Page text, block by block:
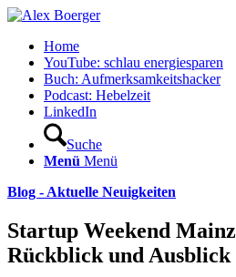
Home
YouTube: schlau energiesparen
Buch: Aufmerksamkeitshacker
Podcast: Hebelzeit
LinkedIn
Suche
Menü Menü
Blog - Aktuelle Neuigkeiten
Startup Weekend
Rückblick und Ausblick